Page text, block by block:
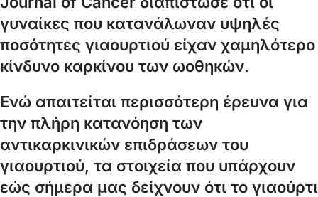
γυναίκες που κατανάλωναν υψηλές
ποσότητες γιαουρτιού είχαν χαμηλότερο
κίνδυνο καρκίνου των ωοθηκών.
Ενώ απαιτείται περισσότερη έρευνα για
την πλήρη κατανόηση των
αντικαρκινικών επιδράσεων του
γιαουρτιού, τα στοιχεία που υπάρχουν
εώς σήμερα μας δείχνουν ότι το γιαούρτι